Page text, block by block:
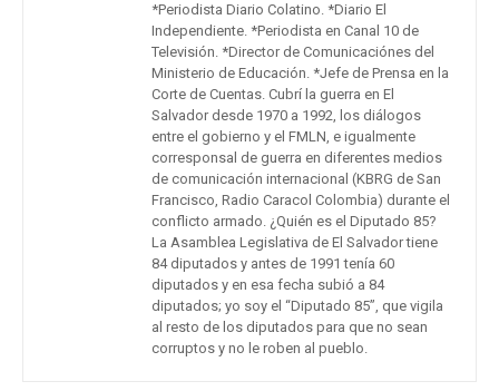
*Periodista Diario Colatino. *Diario El
Independiente. *Periodista en Canal 10 de
Televisión. *Director de Comunicaciónes del
Ministerio de Educación. *Jefe de Prensa en la
Corte de Cuentas. Cubrí la guerra en El
Salvador desde 1970 a 1992, los diálogos
entre el gobierno y el FMLN, e igualmente
corresponsal de guerra en diferentes medios
de comunicación internacional (KBRG de San
Francisco, Radio Caracol Colombia) durante el
conflicto armado. ¿Quién es el Diputado 85?
La Asamblea Legislativa de El Salvador tiene
84 diputados y antes de 1991 tenía 60
diputados y en esa fecha subió a 84
diputados; yo soy el “Diputado 85”, que vigila
al resto de los diputados para que no sean
corruptos y no le roben al pueblo.